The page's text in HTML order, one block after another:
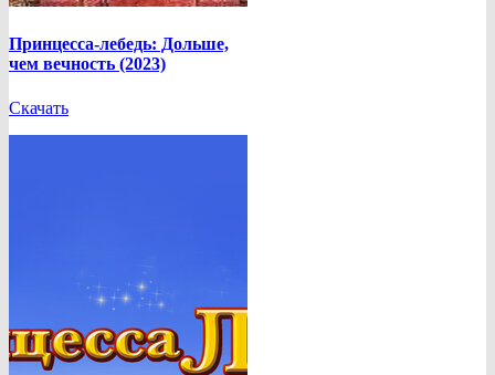
Принцесса-лебедь: Дольше,
чем вечность (2023)
Скачать